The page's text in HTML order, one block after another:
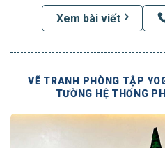
Xem bài viết
VẼ TRANH PHÒNG TẬP
TƯỜNG HỆ THỐNG